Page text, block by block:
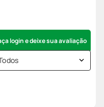
login e deixe sua avaliação